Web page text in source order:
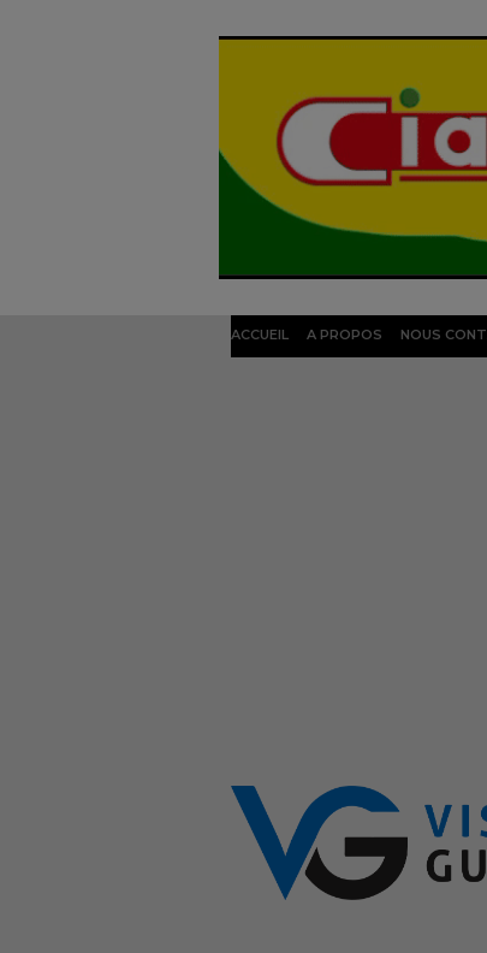
ACCUEIL A PROPOS NOUS